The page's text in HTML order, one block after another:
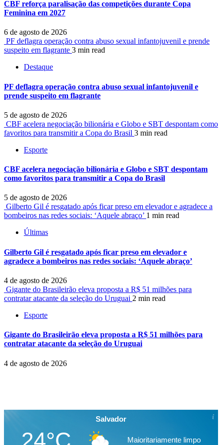
CBF reforça paralisação das competições durante Copa
Feminina em 2027
6 de agosto de 2026
PF deflagra operação contra abuso sexual infantojuvenil e prende
suspeito em flagrante 3 min read
Destaque
PF deflagra operação contra abuso sexual infantojuvenil e
prende suspeito em flagrante
5 de agosto de 2026
CBF acelera negociação bilionária e Globo e SBT despontam como
favoritos para transmitir a Copa do Brasil 3 min read
Esporte
CBF acelera negociação bilionária e Globo e SBT despontam
como favoritos para transmitir a Copa do Brasil
5 de agosto de 2026
Gilberto Gil é resgatado após ficar preso em elevador e agradece a
bombeiros nas redes sociais: ‘Aquele abraço’ 1 min read
Últimas
Gilberto Gil é resgatado após ficar preso em elevador e
agradece a bombeiros nas redes sociais: ‘Aquele abraço’
4 de agosto de 2026
Gigante do Brasileirão eleva proposta a R$ 51 milhões para
contratar atacante da seleção do Uruguai 2 min read
Esporte
Gigante do Brasileirão eleva proposta a R$ 51 milhões para
contratar atacante da seleção do Uruguai
4 de agosto de 2026
Salvador
Maioritariamente limpo